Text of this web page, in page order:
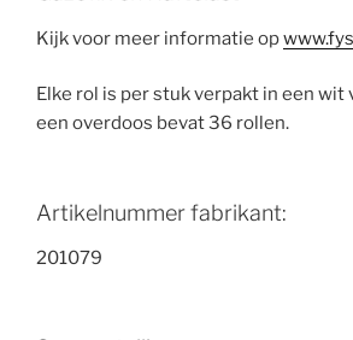
Kijk voor meer informatie op
Elke rol is per stuk verpakt in een wit
een overdoos bevat 36 rollen.
Artikelnummer fabrikant:
201079